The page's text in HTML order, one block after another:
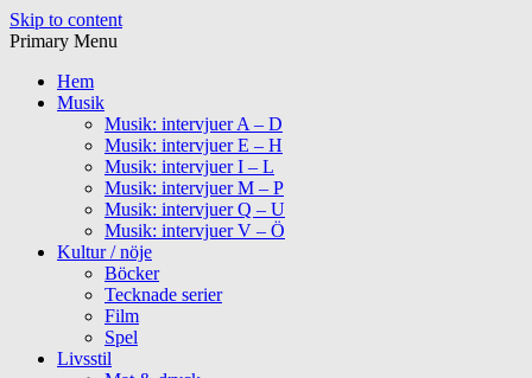
Skip to content
Primary Menu
Hem
Musik
Musik: intervjuer A – D
Musik: intervjuer E – H
Musik: intervjuer I – L
Musik: intervjuer M – P
Musik: intervjuer Q – U
Musik: intervjuer V – Ö
Kultur / nöje
Böcker
Tecknade serier
Film
Spel
Livsstil